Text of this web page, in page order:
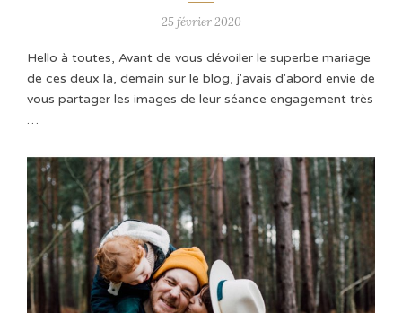
25 février 2020
Hello à toutes, Avant de vous dévoiler le superbe mariage
de ces deux là, demain sur le blog, j'avais d'abord envie de
vous partager les images de leur séance engagement très
…